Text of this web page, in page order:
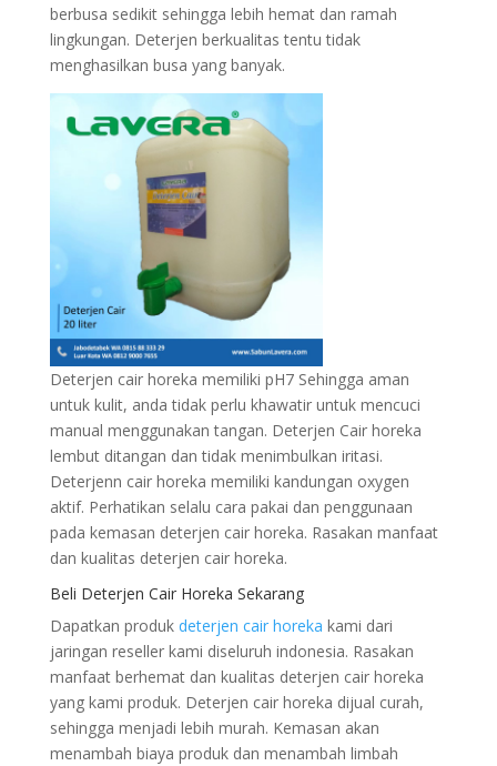
berbusa sedikit sehingga lebih hemat dan ramah
lingkungan. Deterjen berkualitas tentu tidak
menghasilkan busa yang banyak.
Deterjen cair horeka memiliki pH7 Sehingga aman
untuk kulit, anda tidak perlu khawatir untuk mencuci
manual menggunakan tangan. Deterjen Cair horeka
lembut ditangan dan tidak menimbulkan iritasi.
Deterjenn cair horeka memiliki kandungan oxygen
aktif. Perhatikan selalu cara pakai dan penggunaan
pada kemasan deterjen cair horeka. Rasakan manfaat
dan kualitas deterjen cair horeka.
Beli Deterjen Cair Horeka Sekarang
Dapatkan produk deterjen cair horeka kami dari
jaringan reseller kami diseluruh indonesia. Rasakan
manfaat berhemat dan kualitas deterjen cair horeka
yang kami produk. Deterjen cair horeka dijual curah,
sehingga menjadi lebih murah. Kemasan akan
menambah biaya produk dan menambah limbah